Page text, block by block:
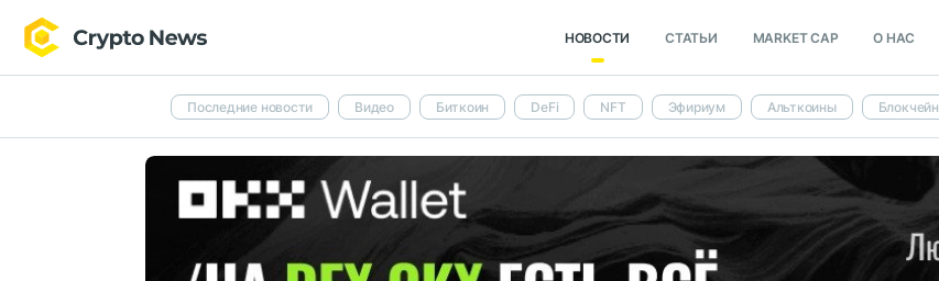
НОВОСТИ СТАТЬИ MARKET CAP О НАС
Последние новости Видео Биткоин DeFi NFT Эфириум Альткоины Блокчейн